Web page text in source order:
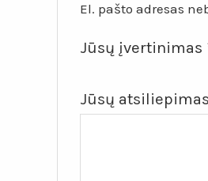
El. pašto adresas
Jūsų įvertinimas
Jūsų atsiliepimas